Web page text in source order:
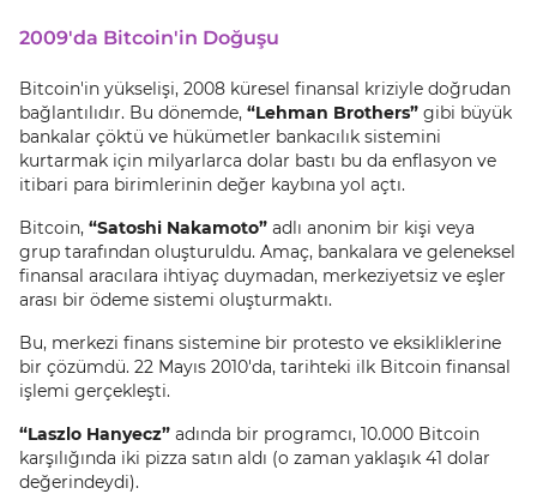
2009'da Bitcoin'in Doğuşu
Bitcoin'in yükselişi, 2008 küresel finansal kriziyle doğrudan
bağlantılıdır. Bu dönemde, “Lehman Brothers” gibi büyük
bankalar çöktü ve hükümetler bankacılık sistemini
kurtarmak için milyarlarca dolar bastı bu da enflasyon ve
itibari para birimlerinin değer kaybına yol açtı.
Bitcoin, “Satoshi Nakamoto” adlı anonim bir kişi veya
grup tarafından oluşturuldu. Amaç, bankalara ve geleneksel
finansal aracılara ihtiyaç duymadan, merkeziyetsiz ve eşler
arası bir ödeme sistemi oluşturmaktı.
Bu, merkezi finans sistemine bir protesto ve eksikliklerine
bir çözümdü. 22 Mayıs 2010'da, tarihteki ilk Bitcoin finansal
işlemi gerçekleşti.
“Laszlo Hanyecz” adında bir programcı, 10.000 Bitcoin
karşılığında iki pizza satın aldı (o zaman yaklaşık 41 dolar
değerindeydi).